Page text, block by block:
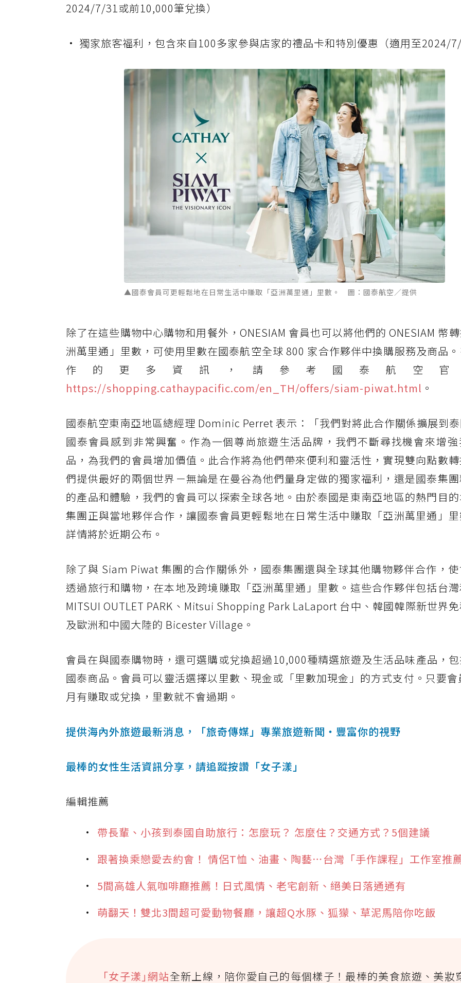
2024/7/31或前10,000筆兌換）
• 獨家旅客福利，包含來自100多家參與店家的禮品卡和特別優惠（適用至2024/
▲國泰會員可更輕鬆地在日常生活中賺取「亞洲萬里通」里數。 圖：國泰航空／提供
除了在這些購物中心購物和用餐外，ONESIAM 會員也可以將他們的 ONESIAM 幣
洲萬里通」里數，可使用里數在國泰航空全球 800 家合作夥伴中換購服務及商品
作的更多資訊，請參考國泰航空官
https://shopping.cathaypacific.com/en_TH/offers/siam-piwat.html 。
國泰航空東南亞地區總經理 Dominic Perret 表示：「我們對將此合作關係擴展到
國泰會員感到非常興奮。作為一個尊尚旅遊生活品牌，我們不斷尋找機會來增
品，為我們的會員增加價值。此合作將為他們帶來便利和靈活性，實現雙向點數
們提供最好的兩個世界－無論是在曼谷為他們量身定做的獨家福利，還是國泰集
的產品和體驗，我們的會員可以探索全球各地。由於泰國是東南亞地區的熱門目
集團正與當地夥伴合作，讓國泰會員更輕鬆地在日常生活中賺取「亞洲萬里通」
詳情將於近期公布。
除了與 Siam Piwat 集團的合作關係外，國泰集團還與全球其他購物夥伴合作，
透過旅行和購物，在本地及跨境賺取「亞洲萬里通」里數。這些合作夥伴包括台
MITSUI OUTLET PARK、Mitsui Shopping Park LaLaport 台中、韓國韓際新世界
及歐洲和中國大陸的 Bicester Village。
會員在與國泰購物時，還可選購或兌換超過10,000種精選旅遊及生活品味產品，
國泰商品。會員可以靈活選擇以里數、現金或「里數加現金」的方式支付。只要
月有賺取或兌換，里數就不會過期。
提供海內外旅遊最新消息，「旅奇傳媒」專業旅遊新聞‧豐富你的視野
最棒的女性生活資訊分享，請追蹤按讚「女子漾」
編輯推薦
帶長輩、小孩到泰國自助旅行：怎麼玩？ 怎麼住？交通方式？5個建議
跟著換乘戀愛去約會！ 情侶T恤、油畫、陶藝⋯台灣「手作課程」工作室推
5間高雄人氣咖啡廳推薦！日式風情、老宅創新、絕美日落通通有
萌翻天！雙北3間超可愛動物餐廳，讓超Q水豚、狐獴、草泥馬陪你吃飯
｢女子漾｣網站全新上線，陪你愛自己的每個樣子！最棒的美食旅遊、美妝